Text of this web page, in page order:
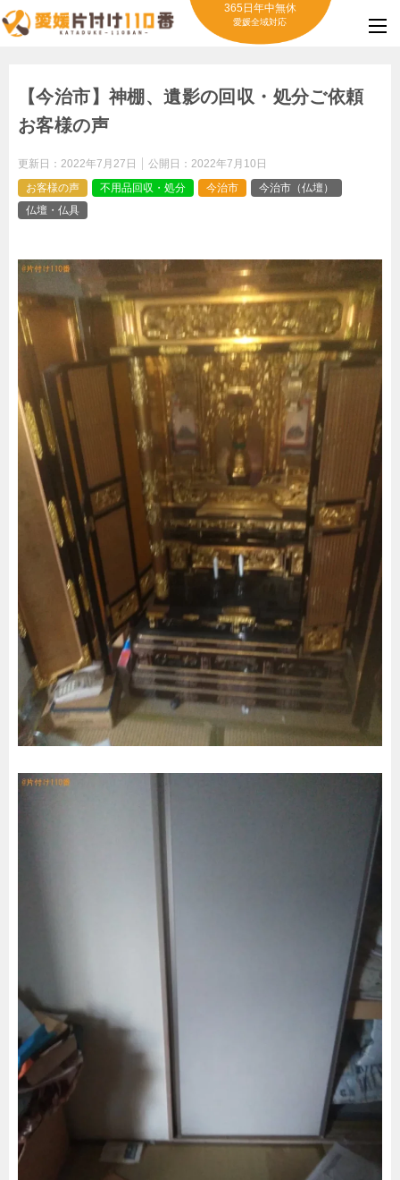
365日年中無休
愛媛全域対応
【今治市】神棚、遺影の回収・処分ご依頼
お客様の声
更新日： 2022年7月27日 公開日： 2022年7月10日
お客様の声
不用品回収・処分 今治市
今治市（仏壇）
仏壇・仏具